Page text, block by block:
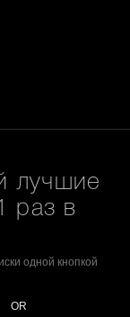
лучшие
раз в
одной кнопкой
OR